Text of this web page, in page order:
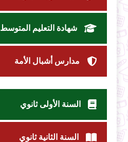
شهادة التعليم المتوسط
مدارس أشبال الأمة
السنة الأولى ثانوي
السنة الثانية ثانوي